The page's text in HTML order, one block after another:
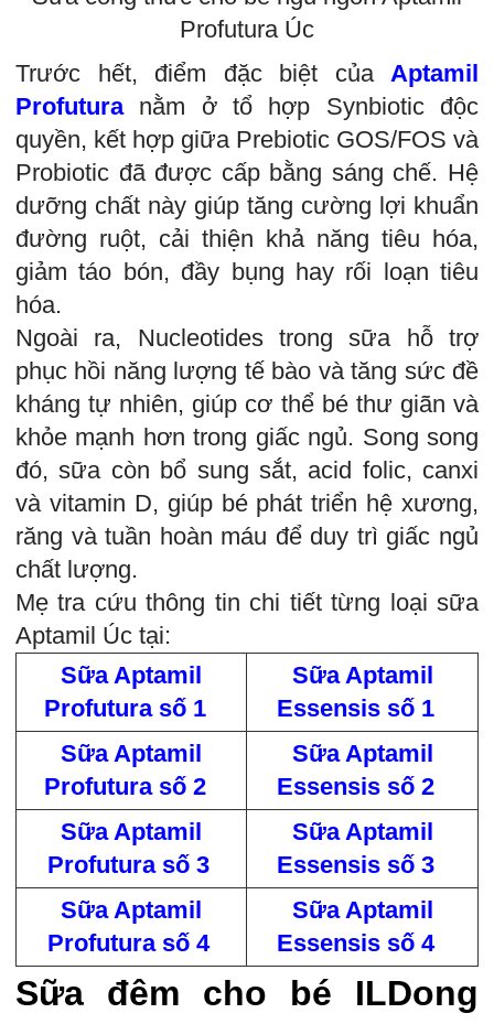
Profutura Úc
Trước hết, điểm đặc biệt của Aptamil
Profuturanằm ở tổ hợp Synbiotic độc
quyền, kết hợp giữa Prebiotic GOS/FOS và
Probiotic đã được cấp bằng sáng chế. Hệ
dưỡng chất này giúp tăng cường lợi khuẩn
đường ruột, cải thiện khả năng tiêu hóa,
giảm táo bón, đầy bụng hay rối loạn tiêu
hóa.
Ngoài ra, Nucleotides trong sữa hỗ trợ
phục hồi năng lượng tế bào và tăng sức đề
kháng tự nhiên, giúp cơ thể bé thư giãn và
khỏe mạnh hơn trong giấc ngủ. Song song
đó, sữa còn bổ sung sắt, acid folic, canxi
và vitamin D, giúp bé phát triển hệ xương,
răng và tuần hoàn máu để duy trì giấc ngủ
chất lượng.
Mẹ tra cứu thông tin chi tiết từng loại sữa
Aptamil Úc tại:
Sữa Aptamil
Profutura số 1
Sữa Aptamil
Essensis số 1
Sữa Aptamil
Profutura số 2
Sữa Aptamil
Essensis số 2
Sữa Aptamil
Profutura số 3
Sữa Aptamil
Essensis số 3
Sữa Aptamil
Profutura số 4
Sữa Aptamil
Essensis số 4
Sữa đêm cho bé ILDong